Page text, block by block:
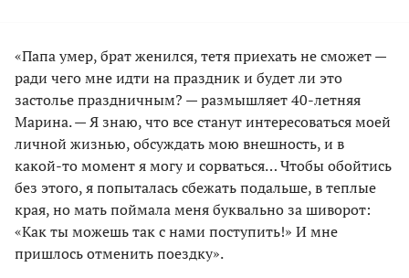
«Папа умер, брат женился, тетя приехать не сможет —
ради чего мне идти на праздник и будет ли это
застолье праздничным? — размышляет 40-летняя
Марина. — Я знаю, что все станут интересоваться моей
личной жизнью, обсуждать мою внешность, и в
какой-то момент я могу и сорваться… Чтобы обойтись
без этого, я попыталась сбежать подальше, в теплые
края, но мать поймала меня буквально за шиворот:
«Как ты можешь так с нами поступить!» И мне
пришлось отменить поездку».